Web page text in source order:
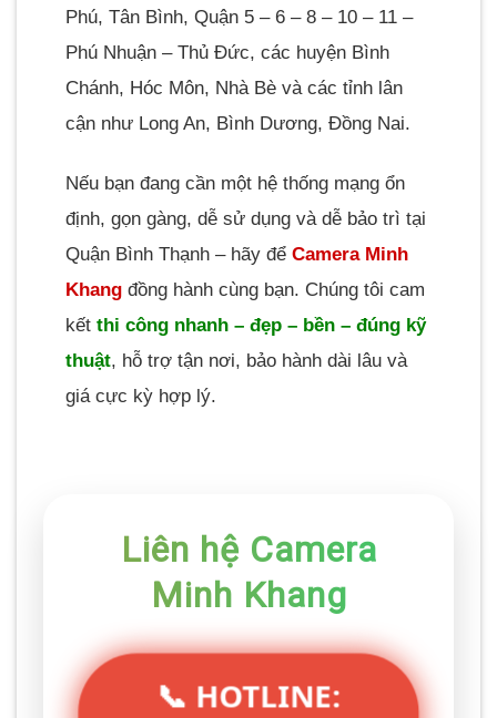
Phú, Tân Bình, Quận 5 – 6 – 8 – 10 – 11 –
Phú Nhuận – Thủ Đức, các huyện Bình
Chánh, Hóc Môn, Nhà Bè và các tỉnh lân
cận như Long An, Bình Dương, Đồng Nai.
Nếu bạn đang cần một hệ thống mạng ổn
định, gọn gàng, dễ sử dụng và dễ bảo trì tại
Quận Bình Thạnh – hãy để Camera Minh
Khang đồng hành cùng bạn. Chúng tôi cam
kết thi công nhanh – đẹp – bền – đúng kỹ
thuật, hỗ trợ tận nơi, bảo hành dài lâu và
giá cực kỳ hợp lý.
Liên hệ Camera
Minh Khang
📞 HOTLINE: